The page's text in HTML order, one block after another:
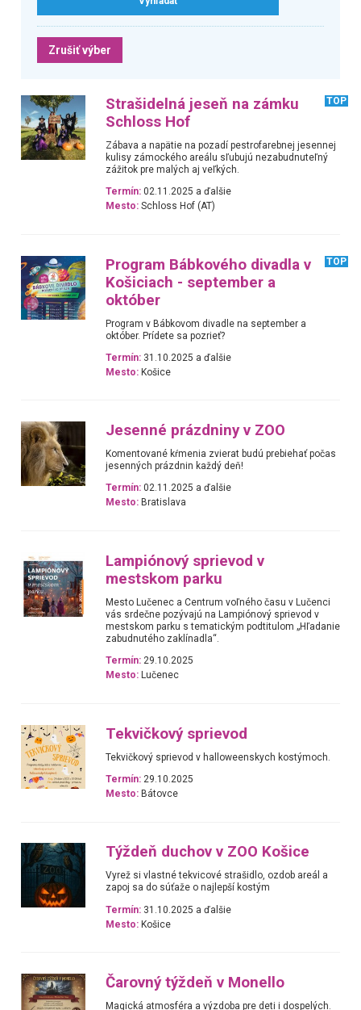
Zrušiť výber
Strašidelná jeseň na zámku
Schloss Hof
TOP
Zábava a napätie na pozadí pestrofarebnej jesennej
kulisy zámockého areálu sľubujú nezabudnuteľný
zážitok pre malých aj veľkých.
Termín: 02.11.2025 a ďalšie
Mesto: Schloss Hof (AT)
Program Bábkového divadla v
Košiciach - september a
október
TOP
Program v Bábkovom divadle na september a
október. Prídete sa pozrieť?
Termín: 31.10.2025 a ďalšie
Mesto: Košice
Jesenné prázdniny v ZOO
Komentované kŕmenia zvierat budú prebiehať počas
jesenných prázdnin každý deň!
Termín: 02.11.2025 a ďalšie
Mesto: Bratislava
Lampiónový sprievod v
mestskom parku
Mesto Lučenec a Centrum voľného času v Lučenci
vás srdečne pozývajú na Lampiónový sprievod v
mestskom parku s tematickým podtitulom „Hľadanie
zabudnutého zaklínadla“.
Termín: 29.10.2025
Mesto: Lučenec
Tekvičkový sprievod
Tekvičkový sprievod v halloweenskych kostýmoch.
Termín: 29.10.2025
Mesto: Bátovce
Týždeň duchov v ZOO Košice
Vyrež si vlastné tekvicové strašidlo, ozdob areál a
zapoj sa do súťaže o najlepší kostým
Termín: 31.10.2025 a ďalšie
Mesto: Košice
Čarovný týždeň v Monello
Magická atmosféra a výzdoba pre deti i dospelých.